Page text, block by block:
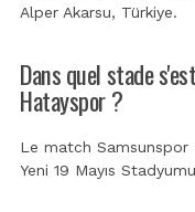
Alper Akarsu, Türkiye.
Dans quel stade
Hatayspor ?
Le match
Yeni 19 Mayıs Stadyumu